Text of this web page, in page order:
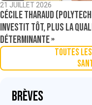
21 JUILLET 2026
Cécile Tharaud
investit tôt, plus la
déterminante »
Toutes
Brèves